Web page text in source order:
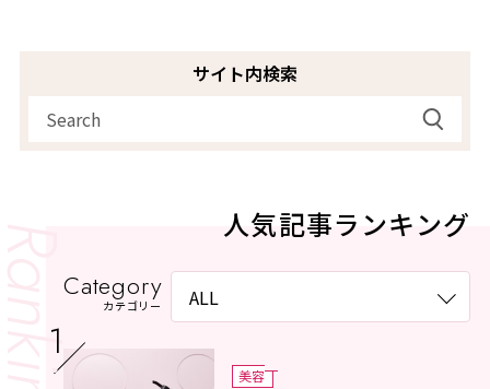
サイト内検索
人気記事ランキング
Category
カテゴリー
美容